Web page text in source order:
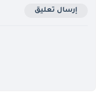
إرسال تعليق